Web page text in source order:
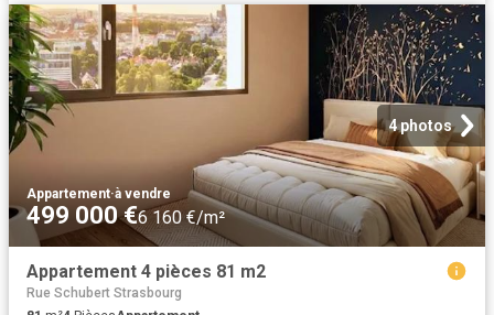
4 photos
Appartement·à vendre
499 000 €6 160 €/m²
Appartement 4 pièces 81 m2
Rue Schubert Strasbourg